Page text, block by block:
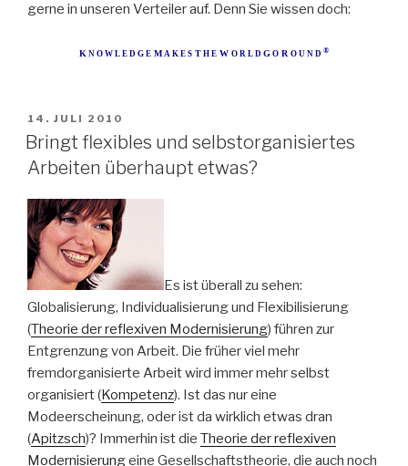
gerne in unseren Verteiler auf. Denn Sie wissen doch:
K N O W L E D G E M A K E S T H E W O R L D G O R O U N D ®
VERÖFFENTLICHT
AM
14. JULI 2010
Bringt flexibles und selbstorganisiertes
Arbeiten überhaupt etwas?
Es ist überall zu sehen:
Globalisierung, Individualisierung und Flexibilisierung
(Theorie der reflexiven Modernisierung) führen zur
Entgrenzung von Arbeit. Die früher viel mehr
fremdorganisierte Arbeit wird immer mehr selbst
organisiert (Kompetenz). Ist das nur eine
Modeerscheinung, oder ist da wirklich etwas dran
(Apitzsch)? Immerhin ist die Theorie der reflexiven
Modernisierungeine Gesellschaftstheorie, die auch noch